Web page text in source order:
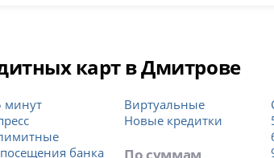
карт в Дмитрове
минут
банка
Виртуальные
Новые кредитки